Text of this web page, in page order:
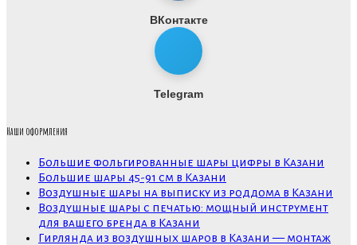
ВКонтакте
Telegram
Наши оформления
Большие фольгированные шары цифры в Казани
Большие шары 45-91 см в Казани
Воздушные шары на выписку из роддома в Казани
Воздушные шары с печатью: мощный инструмент
для вашего бренда в Казани
Гирлянда из воздушных шаров в Казани — монтаж